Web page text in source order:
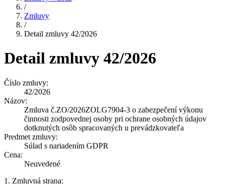
/
Zmluvy
/
Detail zmluvy 42/2026
Detail zmluvy 42/2026
Číslo zmluvy:
42/2026
Názov:
Zmluva č.ZO/2026ZOLG7904-3 o zabezpečení výkonu
činnosti zodpovednej osoby pri ochrane osobných údajov
dotknutých osôb spracovaných u prevádzkovateľa
Predmet zmluvy:
Súlad s nariadením GDPR
Cena:
Neuvedené
1. Zmluvná strana: